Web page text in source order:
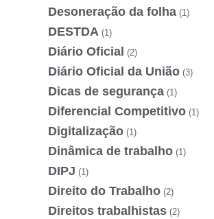
Desoneração da folha (1)
DESTDA (1)
Diário Oficial (2)
Diário Oficial da União (3)
Dicas de segurança (1)
Diferencial Competitivo (1)
Digitalização (1)
Dinâmica de trabalho (1)
DIPJ (1)
Direito do Trabalho (2)
Direitos trabalhistas (2)